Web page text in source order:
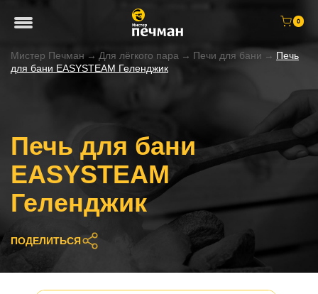
0
Мистер Печман → Для лёгкого пара → Печи для бани → Печь
для бани EASYSTEAM Геленджик
Печь для бани
EASYSTEAM
Геленджик
ПОДЕЛИТЬСЯ